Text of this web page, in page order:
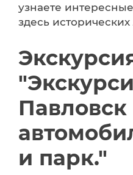
узнаете
здесь исторических
Павловск
и парк."